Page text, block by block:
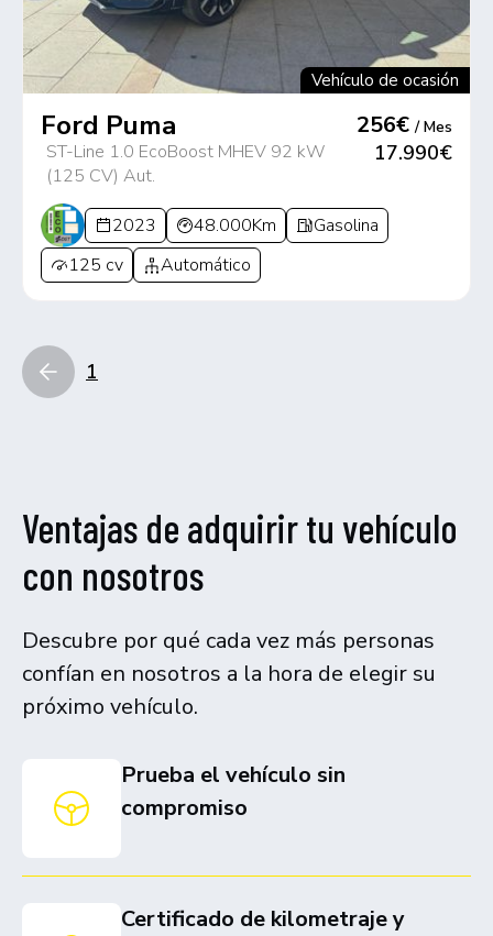
Vehículo de ocasión
Ford Puma
ST-Line 1.0 EcoBoost MHEV 92 kW
(125 CV) Aut.
256€/ Mes
17.990€
2023 48.000Km
Gasolina
125 cv
Automático
1
Ventajas de adquirir tu vehículo
con nosotros
Descubre por qué cada vez más personas
confían en nosotros a la hora de elegir su
próximo vehículo.
Prueba el vehículo sin
compromiso
Certificado de kilometraje y